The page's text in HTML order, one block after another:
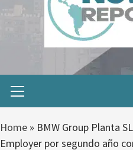
Menu
Home » BMW Group Planta
Employer por segundo año